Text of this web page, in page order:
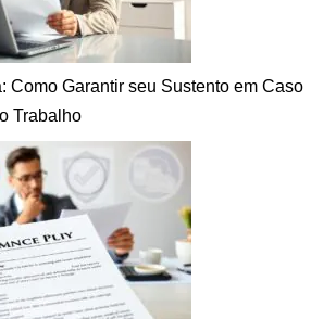
Como Garantir seu Sustento em Caso
Trabalho